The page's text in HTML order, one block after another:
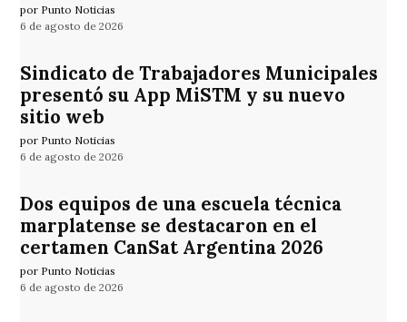
por Punto Noticias
6 de agosto de 2026
Sindicato de Trabajadores Municipales
presentó su App MiSTM y su nuevo
sitio web
por Punto Noticias
6 de agosto de 2026
Dos equipos de una escuela técnica
marplatense se destacaron en el
certamen CanSat Argentina 2026
por Punto Noticias
6 de agosto de 2026